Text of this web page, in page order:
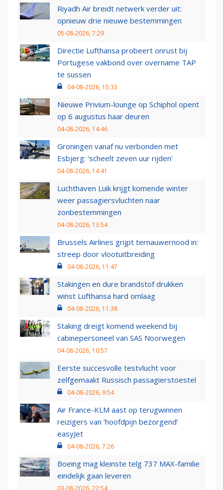
Riyadh Air breidt netwerk verder uit:
opnieuw drie nieuwe bestemmingen
05-08-2026, 7:29
Directie Lufthansa probeert onrust bij
Portugese vakbond over overname TAP
te sussen
04-08-2026, 15:33
Nieuwe Privium-lounge op Schiphol opent
op 6 augustus haar deuren
04-08-2026, 14:46
Groningen vanaf nu verbonden met
Esbjerg: 'scheelt zeven uur rijden'
04-08-2026, 14:41
Luchthaven Luik krijgt komende winter
weer passagiersvluchten naar
zonbestemmingen
04-08-2026, 13:54
Brussels Airlines grijpt ternauwernood in:
streep door vlootuitbreiding
04-08-2026, 11:47
Stakingen en dure brandstof drukken
winst Lufthansa hard omlaag
04-08-2026, 11:38
Staking dreigt komend weekend bij
cabinepersoneel van SAS Noorwegen
04-08-2026, 10:57
Eerste succesvolle testvlucht voor
zelfgemaakt Russisch passagierstoestel
04-08-2026, 9:54
Air France-KLM aast op terugwinnen
reizigers van ‘hoofdpijn bezorgend’
easyJet
04-08-2026, 7:26
Boeing mag kleinste telg 737 MAX-familie
eindelijk gaan leveren
03-08-2026, 22:54